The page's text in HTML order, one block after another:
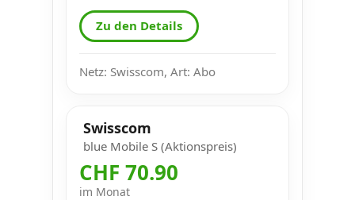
Zu den Details
Netz: Swisscom, Art: Abo
Swisscom
blue Mobile S (Aktionspreis)
CHF 70.90
im Monat